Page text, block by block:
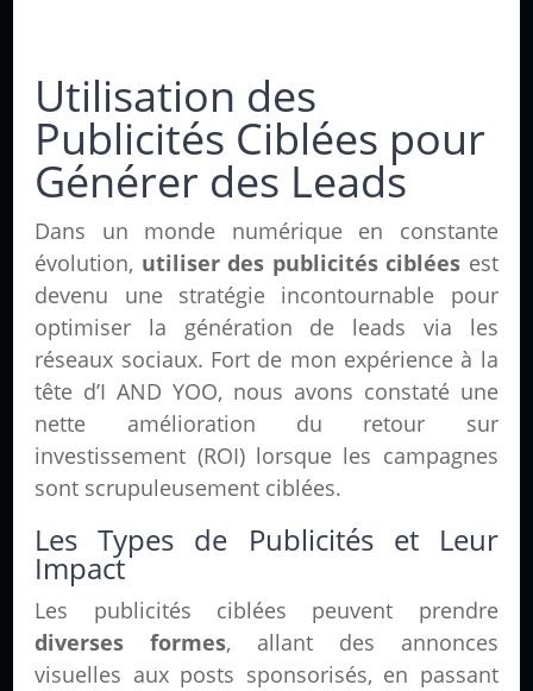
Utilisation des
Publicités Ciblées pour
Générer des Leads
Dans un monde numérique en constante
évolution, utiliser des publicités ciblées est
devenu une stratégie incontournable pour
optimiser la génération de leads via les
réseaux sociaux. Fort de mon expérience à la
tête d’I AND YOO, nous avons constaté une
nette amélioration du retour sur
investissement (ROI) lorsque les campagnes
sont scrupuleusement ciblées.
Les Types de Publicités et Leur
Impact
Les publicités ciblées peuvent prendre
diverses formes, allant des annonces
visuelles aux posts sponsorisés, en passant